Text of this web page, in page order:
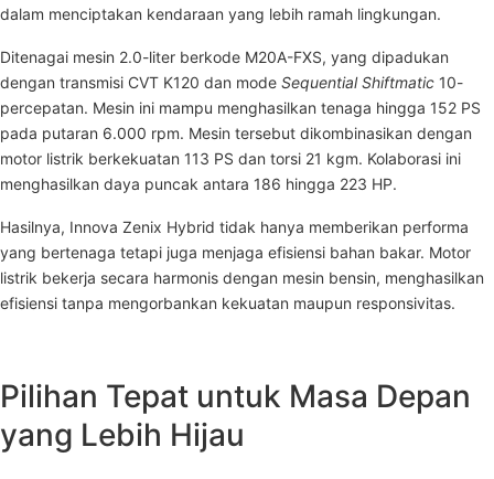
dalam menciptakan kendaraan yang lebih ramah lingkungan.
Ditenagai mesin 2.0-liter berkode M20A-FXS, yang dipadukan
dengan transmisi CVT K120 dan mode Sequential Shiftmatic 10-
percepatan. Mesin ini mampu menghasilkan tenaga hingga 152 PS
pada putaran 6.000 rpm. Mesin tersebut dikombinasikan dengan
motor listrik berkekuatan 113 PS dan torsi 21 kgm. Kolaborasi ini
menghasilkan daya puncak antara 186 hingga 223 HP.
Hasilnya, Innova Zenix Hybrid tidak hanya memberikan performa
yang bertenaga tetapi juga menjaga efisiensi bahan bakar. Motor
listrik bekerja secara harmonis dengan mesin bensin, menghasilkan
efisiensi tanpa mengorbankan kekuatan maupun responsivitas.
Pilihan Tepat untuk Masa Depan
yang Lebih Hijau